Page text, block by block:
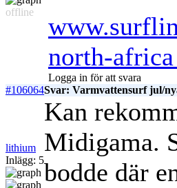
offline
north-
Logga in för att svara
#106064Svar: Varmvattensurf jul/
lithium
Inlägg: 5
Kan
Midigama.
bodde där